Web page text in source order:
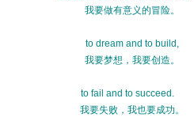
我要做有意义的冒险。
to dream and to build,
我要梦想，我要创造。
to fail and to succeed.
我要失败，我也要成功。